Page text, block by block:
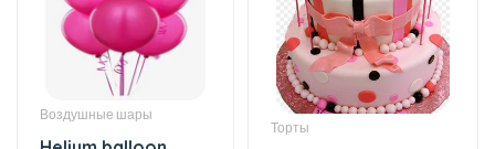
Воздушные шары
Helium balloon
15 AZN
Торты
The world of mixed
flavor
222 AZN